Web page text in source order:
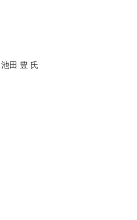
田 豊 氏